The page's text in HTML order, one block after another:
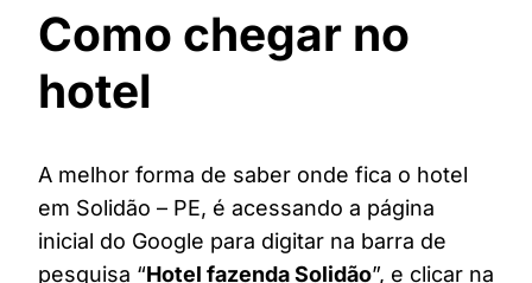
Como chegar no
hotel
A melhor forma de saber onde fica o hotel
em Solidão – PE, é acessando a página
inicial do Google para digitar na barra de
pesquisa “Hotel fazenda Solidão”, e clicar na